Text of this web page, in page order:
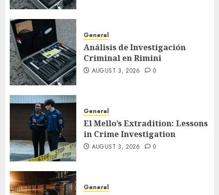
General
Análisis de Investigación
Criminal en Rimini
AUGUST 3, 2026 0
General
El Mello’s Extradition: Lessons
in Crime Investigation
AUGUST 3, 2026 0
General